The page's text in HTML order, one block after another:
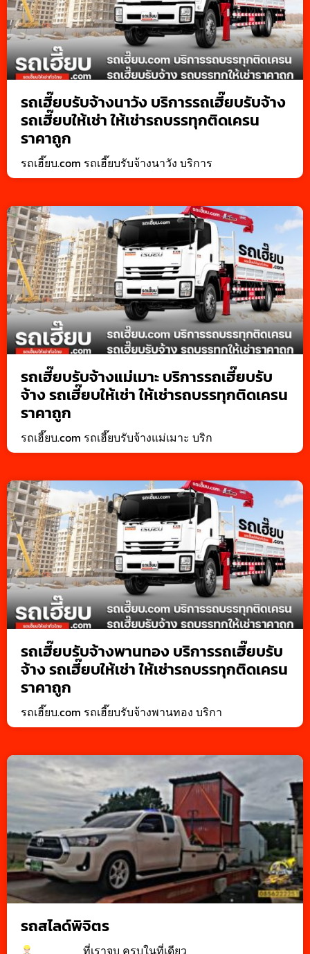
รถเฮี๊ยบรับจ้างนาวัง บริการรถเฮี๊ยบรับจ้าง
รถเฮี๊ยบให้เช่า ให้เช่ารถบรรทุกติดเครน
ราคาถูก
รถเฮี๊ยบ.com รถเฮี๊ยบรับจ้างนาวัง บริการ
รถเฮี๊ยบรับจ้างแม่เมาะ บริการรถเฮี๊ยบรับ
จ้าง รถเฮี๊ยบให้เช่า ให้เช่ารถบรรทุกติดเครน
ราคาถูก
รถเฮี๊ยบ.com รถเฮี๊ยบรับจ้างแม่เมาะ บริก
รถเฮี๊ยบรับจ้างพานทอง บริการรถเฮี๊ยบรับ
จ้าง รถเฮี๊ยบให้เช่า ให้เช่ารถบรรทุกติดเครน
ราคาถูก
รถเฮี๊ยบ.com รถเฮี๊ยบรับจ้างพานทอง บริกา
รถสไลด์พิจิตร
________ที่เราจบ ครบในที่เดียว_____